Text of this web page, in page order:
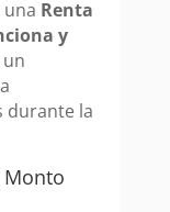
Renta
y
un
durante la
Monto